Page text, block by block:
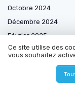
Octobre 2024
Décembre 2024
Février 2025
Avril 2025
Ce site utilise des
vous souhaitez